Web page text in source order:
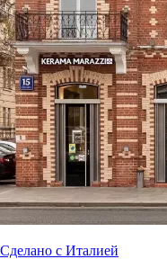
Сделано с Италией